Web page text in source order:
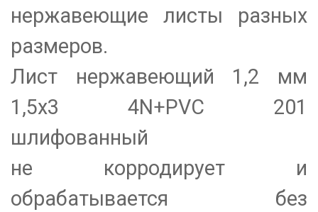
нержавеющие листы разных
размеров.
Лист нержавеющий 1,2 мм
1,5х3 4N+PVC 201
шлифованный
не корродирует и
обрабатывается без